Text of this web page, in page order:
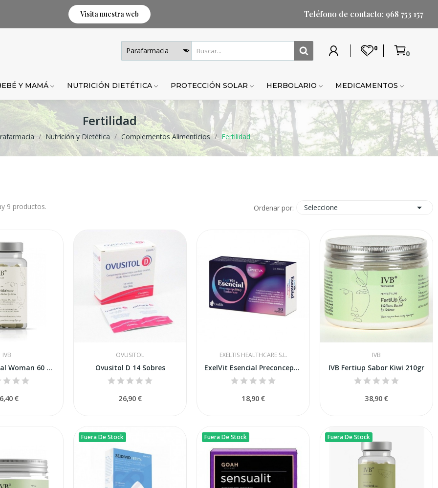
Visita nuestra web Teléfono de contacto: 968 753 157
0
Lista
Carrito 0
Y MAMÁ NUTRICIÓN DIETÉTICA PROTECCIÓN SOLAR HERBOLARIO MEDICAMENTOS
Fertilidad
Nutrición y Dietética Complementos Alimenticios Fertilidad
9 productos. Ordenar por: Seleccione 
IVB
IVB VitalNatal Woman 60 Cápsulas
€
OVUSITOL
Ovusitol D 14 Sobres
26,90 €
EXELTIS HEALTHCARE S.L.
ExelVit Esencial Preconcepción y Embarazo 30...
18,90 €
IVB
IVB Fertiup Sabor Kiwi 210gr
38,90 €
Fuera De Stock Fuera De Stock Fuera De Stock